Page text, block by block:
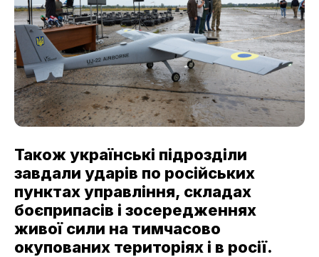
Також українські підрозділи
завдали ударів по російських
пунктах управління, складах
боєприпасів і зосередженнях
живої сили на тимчасово
окупованих територіях і в росії.